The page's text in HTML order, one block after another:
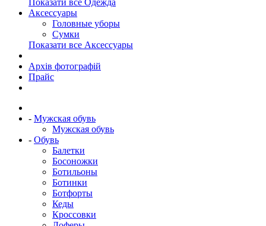
Аксессуары
Головные уборы
Сумки
Показати все Аксессуары
Архів фотографій
Прайс
- Мужская обувь
Мужская обувь
- Обувь
Балетки
Босоножки
Ботильоны
Ботинки
Ботфорты
Кеды
Кроссовки